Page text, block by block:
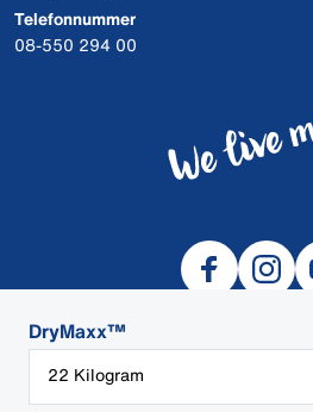
DryMaxx™
22 Kilogram
Telefonnummer
08-550 294 00
© 2026 DeLaval